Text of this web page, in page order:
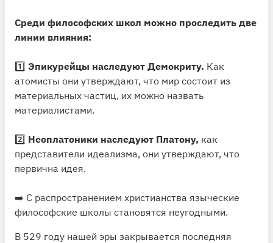
Среди философских школ можно проследить две
линии влияния:
1️⃣ Эпикурейцы наследуют Демокриту. Как
атомисты они утверждают, что мир состоит из
материальных частиц, их можно назвать
материалистами.
2️⃣ Неоплатоники наследуют Платону, как
представители идеализма, они утверждают, что
первична идея.
➡️ С распространением христианства языческие
философские школы становятся неугодными.
В 529 году нашей эры закрывается последняя